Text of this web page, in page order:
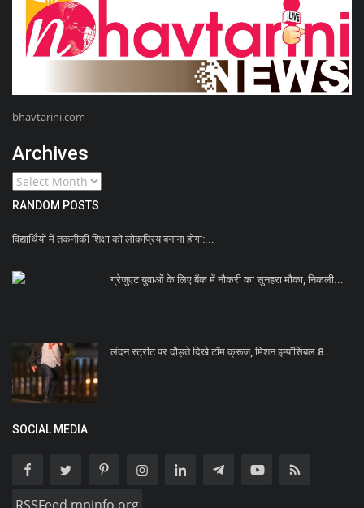
bhavtarini.com
Archives
RANDOM POSTS
विद्यार्थियों में तकनीकी शिक्षा को लोकप्रिय बनाना होगा:...
ग्रेजुएट युवाओं के लिए बैंक में नौकरी का सुनहरा मौका, निकली...
लंदन स्ट्रीट पर दौड़ते दिखे टॉम क्रूज, मिशन इम्पॉसिबल 8...
SOCIAL MEDIA